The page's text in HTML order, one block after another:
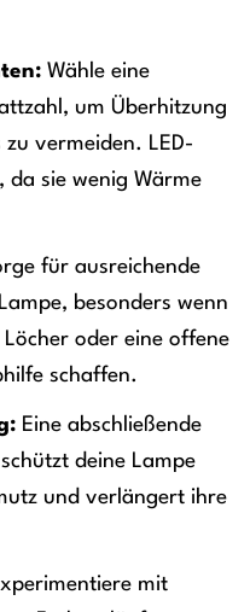
Wähle eine
um Überhitzung
vermeiden. LED-
da sie wenig Wärme
für ausreichende
besonders wenn
Löcher oder eine offene
schaffen.
Eine abschließende
deine Lampe
und verlängert ihre
mit